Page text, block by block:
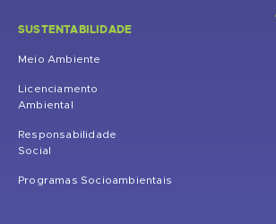
SUSTENTABILIDADE
Meio Ambiente
Licenciamento
Ambiental
Responsabilidade
Social
Programas Socioambientais